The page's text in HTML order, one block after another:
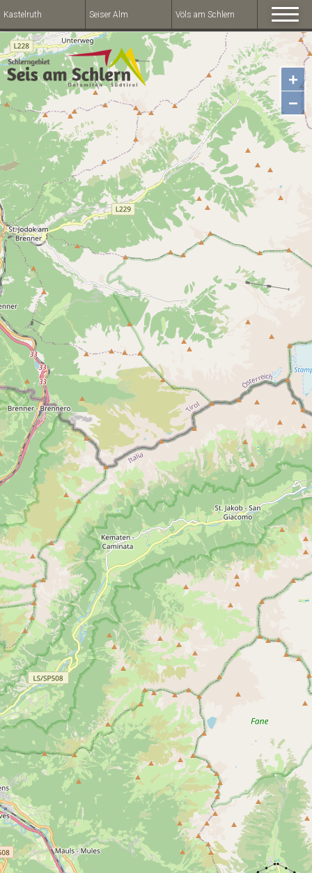
Kastelruth Seiser Alm Völs am Schlern
+
−